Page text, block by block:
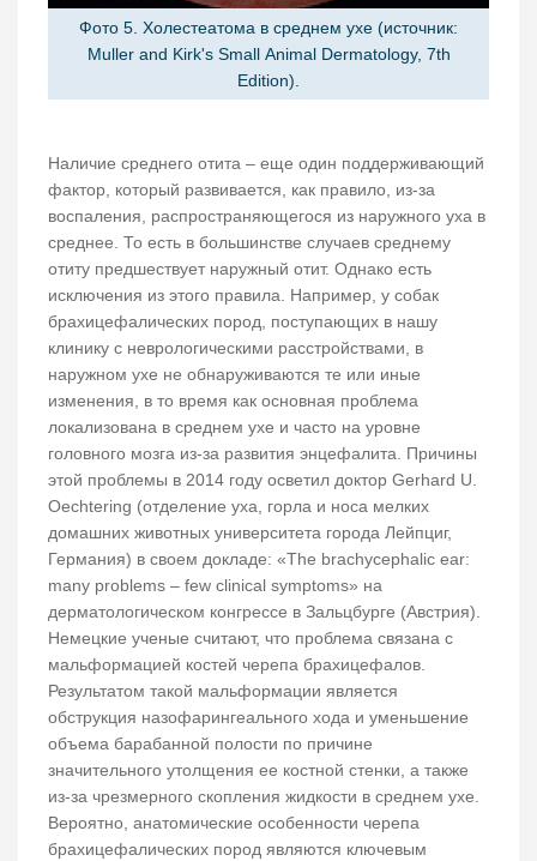
Фото 5. Холестеатома в среднем ухе (источник:
Muller and Kirk's Small Animal Dermatology, 7th
Edition).
Наличие среднего отита – еще один поддерживающий
фактор, который развивается, как правило, из-за
воспаления, распространяющегося из наружного уха в
среднее. То есть в большинстве случаев среднему
отиту предшествует наружный отит. Однако есть
исключения из этого правила. Например, у собак
брахицефалических пород, поступающих в нашу
клинику с неврологическими расстройствами, в
наружном ухе не обнаруживаются те или иные
изменения, в то время как основная проблема
локализована в среднем ухе и часто на уровне
головного мозга из-за развития энцефалита. Причины
этой проблемы в 2014 году осветил доктор Gerhard U.
Oechtering (отделение уха, горла и носа мелких
домашних животных университета города Лейпциг,
Германия) в своем докладе: «The brachycephalic ear:
many problems – few clinical symptoms» на
дерматологическом конгрессе в Зальцбурге (Австрия).
Немецкие ученые считают, что проблема связана с
мальформацией костей черепа брахицефалов.
Результатом такой мальформации является
обструкция назофарингеального хода и уменьшение
объема барабанной полости по причине
значительного утолщения ее костной стенки, а также
из-за чрезмерного скопления жидкости в среднем ухе.
Вероятно, анатомические особенности черепа
брахицефалических пород являются ключевым